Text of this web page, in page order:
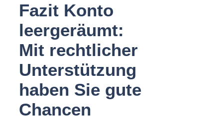
Fazit Konto
leergeräumt:
Mit rechtlicher
Unterstützung
haben Sie gute
Chancen